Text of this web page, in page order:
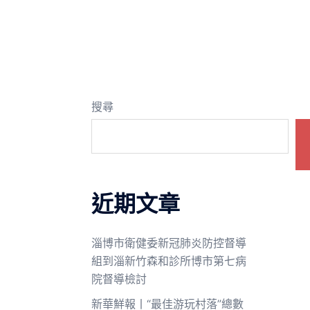
搜尋
近期文章
淄博市衛健委新冠肺炎防控督導
組到淄新竹森和診所博市第七病
院督導檢討
新華鮮報丨“最佳游玩村落”總數